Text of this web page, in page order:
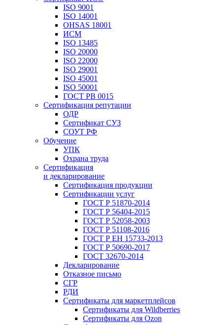
ISO 9001
ISO 14001
OHSAS 18001
ИСМ
ISO 13485
ISO 20000
ISO 22000
ISO 29001
ISO 45001
ISO 50001
ГОСТ РВ 0015
Сертификация репутации
ОДР
Сертификат СУЗ
СОУТ РФ
Обучение
УПК
Охрана труда
Сертификация
и декларирование
Сертификация продукции
Сертификации услуг
ГОСТ Р 51870-2014
ГОСТ Р 56404-2015
ГОСТ Р 52058-2003
ГОСТ Р 51108-2016
ГОСТ Р ЕН 15733-2013
ГОСТ Р 50690-2017
ГОСТ 32670-2014
Декларирование
Отказное письмо
СГР
РДИ
Сертификаты для маркетплейсов
Сертификаты для Wildberries
Сертификаты для Ozon